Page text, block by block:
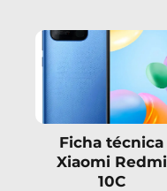
Ficha técnica
Xiaomi Redmi
10C